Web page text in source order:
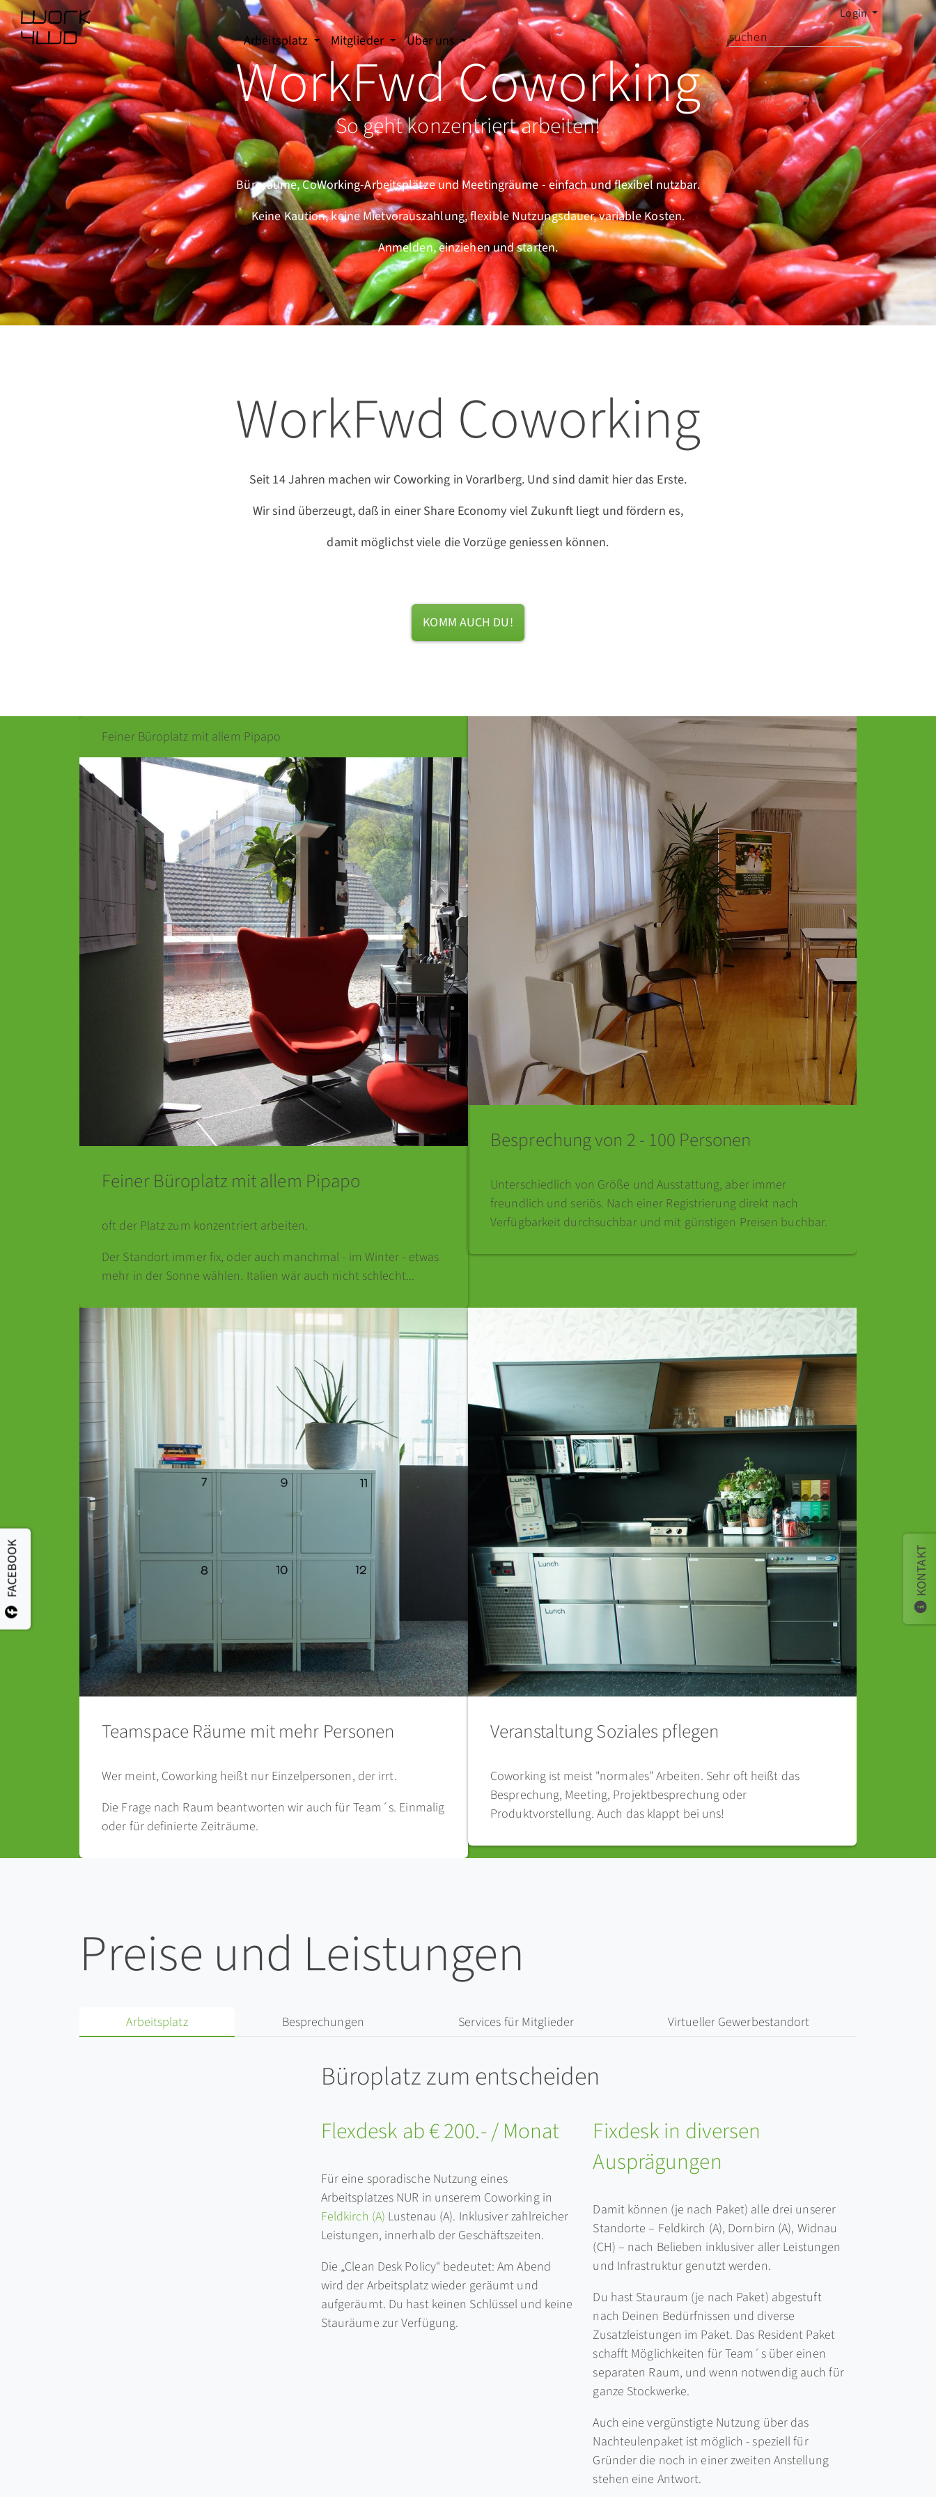
Login
Arbeitsplatz Mitglieder Über uns
WorkFwd Coworking
So geht konzentriert arbeiten!
Büroräume, CoWorking-Arbeitsplätze und Meetingräume - einfach und flexibel nutzbar.
Keine Kaution, keine Mietvorauszahlung, flexible Nutzungsdauer, variable Kosten.
Anmelden, einziehen und starten.
FACEBOOK
WorkFwd Coworking
Seit 14 Jahren machen wir Coworking in Vorarlberg. Und sind damit hier das Erste.
Wir sind überzeugt, daß in einer Share Economy viel Zukunft liegt und fördern es,
damit möglichst viele die Vorzüge geniessen können.
KOMM AUCH DU!
Feiner Büroplatz mit allem Pipapo
Feiner Büroplatz mit allem Pipapo
oft der Platz zum konzentriert arbeiten.
Der Standort immer fix, oder auch manchmal - im Winter - etwas
mehr in der Sonne wählen. Italien wär auch nicht schlecht...
Besprechung von 2 - 100 Personen
Unterschiedlich von Größe und Ausstattung, aber immer
freundlich und seriös. Nach einer Registrierung direkt nach
Verfügbarkeit durchsuchbar und mit günstigen Preisen buchbar.
Teamspace Räume mit mehr Personen
Wer meint, Coworking heißt nur Einzelpersonen, der irrt.
Die Frage nach Raum beantworten wir auch für Team´s. Einmalig
oder für definierte Zeiträume.
Veranstaltung Soziales pflegen
Coworking ist meist "normales" Arbeiten. Sehr oft heißt das
Besprechung, Meeting, Projektbesprechung oder
Produktvorstellung. Auch das klappt bei uns!
Preise und Leistungen
Arbeitsplatz Besprechungen Services für Mitglieder Virtueller Gewerbestandort
Büroplatz zum entscheiden
Flexdesk ab € 200.- / Monat
Für eine sporadische Nutzung eines
Arbeitsplatzes NUR in unserem Coworking in
Feldkirch (A) Lustenau (A). Inklusiver zahlreicher
Leistungen, innerhalb der Geschäftszeiten.
Die „Clean Desk Policy“ bedeutet: Am Abend
wird der Arbeitsplatz wieder geräumt und
aufgeräumt. Du hast keinen Schlüssel und keine
Stauräume zur Verfügung.
Fixdesk in diversen
Ausprägungen
Damit können (je nach Paket) alle drei unserer
Standorte – Feldkirch (A), Dornbirn (A), Widnau
(CH) – nach Belieben inklusiver aller Leistungen
und Infrastruktur genutzt werden.
Du hast Stauraum (je nach Paket) abgestuft
nach Deinen Bedürfnissen und diverse
Zusatzleistungen im Paket. Das Resident Paket
schafft Möglichkeiten für Team´s über einen
separaten Raum, und wenn notwendig auch für
ganze Stockwerke.
Auch eine vergünstigte Nutzung über das
Nachteulenpaket ist möglich - speziell für
Gründer die noch in einer zweiten Anstellung
stehen eine Antwort.
KONTAKT